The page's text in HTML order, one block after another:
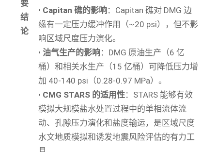
要
结
论
• Capitan 礁的影响：Capitan 礁对 DMG 边
缘有一定压力缓冲作用（~20 psi），但不影
响区域尺度压力演化。
• 油气生产的影响：DMG 原油生产（6 亿
桶）和相关水生产（15 亿桶）可降低压力增
加 40-140 psi（0.28-0.97 MPa）。
• CMG STARS 的适用性：STARS 能够有效
模拟大规模盐水处置过程中的单相流体流
动、孔隙压力演化和盐度输运，是区域尺度
水文地质模拟和诱发地震风险评估的有力工